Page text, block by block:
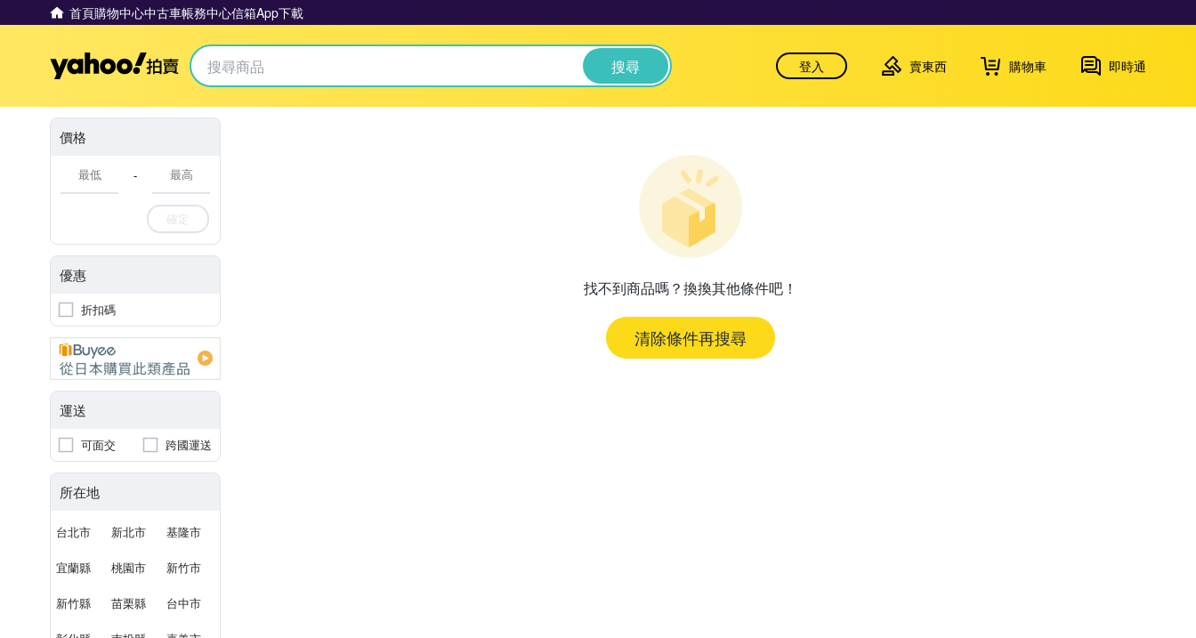
首頁購物中心中古車帳務中心信箱App下載
Yahoo拍賣 搜尋 登入 賣東西 購物車 即時通
價格
-
確定
優惠
折扣碼
運送
可面交 跨國運送
所在地
台北市 新北市 基隆市
宜蘭縣 桃園市 新竹市
新竹縣 苗栗縣 台中市
找不到商品嗎？換換其他條件吧！
清除條件再搜尋